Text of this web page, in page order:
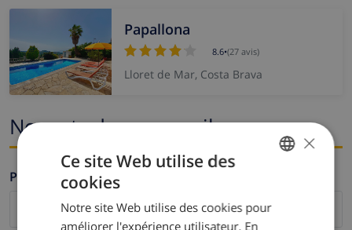
Papallona
8.6•(27 avis)
Lloret de Mar, Costa Brava
Nom et adresse e-mail
Prénom *
DUTCH
×
Ce site Web utilise des
cookies
Notre site Web utilise des cookies pour
améliorer l'expérience utilisateur. En